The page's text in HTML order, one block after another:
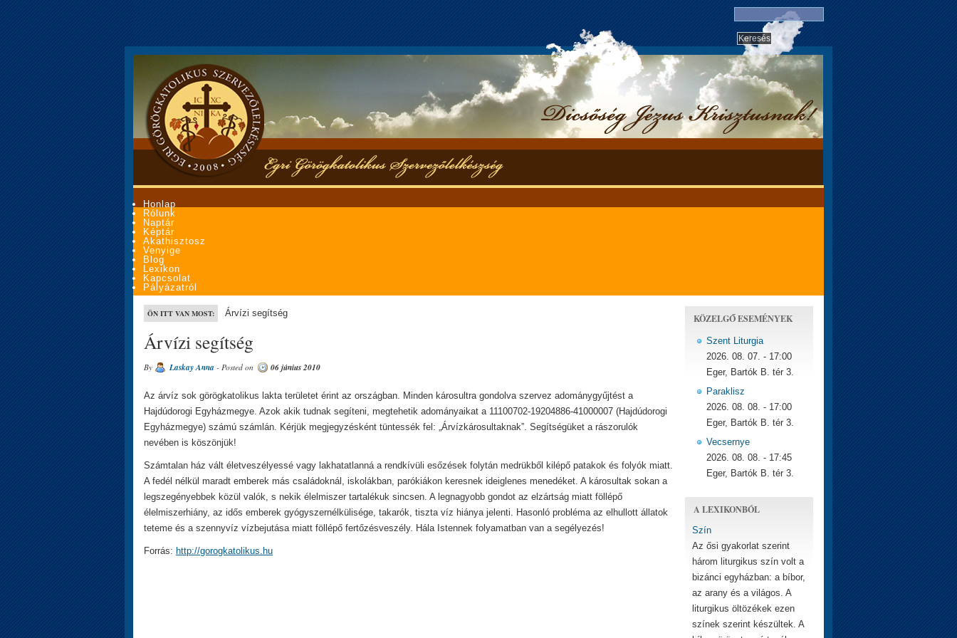
Honlap
Rólunk
Naptár
Képtár
Akathisztosz
Venyige
Blog
Lexikon
Kapcsolat
Pályázatról
ÖN ITT VAN MOST: Árvízi segítség
Árvízi segítség
By Laskay Anna - Posted on 06 június 2010
Az árvíz sok görögkatolikus lakta területet érint az országban. Minden károsultra gondolva szervez adománygyűjtést a
Hajdúdorogi Egyházmegye. Azok akik tudnak segíteni, megtehetik adományaikat a 11100702-19204886-41000007 (Hajdúdorogi
Egyházmegye) számú számlán. Kérjük megjegyzésként tüntessék fel: „Árvízkárosultaknak”. Segítségüket a rászorulók
nevében is köszönjük!
Számtalan ház vált életveszélyessé vagy lakhatatlanná a rendkívüli esőzések folytán medrükből kilépő patakok és folyók miatt.
A fedél nélkül maradt emberek más családoknál, iskolákban, parókiákon keresnek ideiglenes menedéket. A károsultak sokan a
legszegényebbek közül valók, s nekik élelmiszer tartalékuk sincsen. A legnagyobb gondot az elzártság miatt föllépő
élelmiszerhiány, az idős emberek gyógyszernélkülisége, takarók, tiszta víz hiánya jelenti. Hasonló probléma az elhullott állatok
teteme és a szennyvíz vízbejutása miatt föllépő fertőzésveszély. Hála Istennek folyamatban van a segélyezés!
Forrás: http://gorogkatolikus.hu
KÖZELGŐ ESEMÉNYEK
Szent Liturgia
2026. 08. 07. - 17:00
Eger, Bartók B. tér 3.
Paraklisz
2026. 08. 08. - 17:00
Eger, Bartók B. tér 3.
Vecsernye
2026. 08. 08. - 17:45
Eger, Bartók B. tér 3.
A LEXIKONBÓL
Szín
Az ősi gyakorlat szerint
három liturgikus szín volt a
bizánci egyházban: a bíbor,
az arany és a világos. A
liturgikus öltözékek ezen
színek szerint készültek. A